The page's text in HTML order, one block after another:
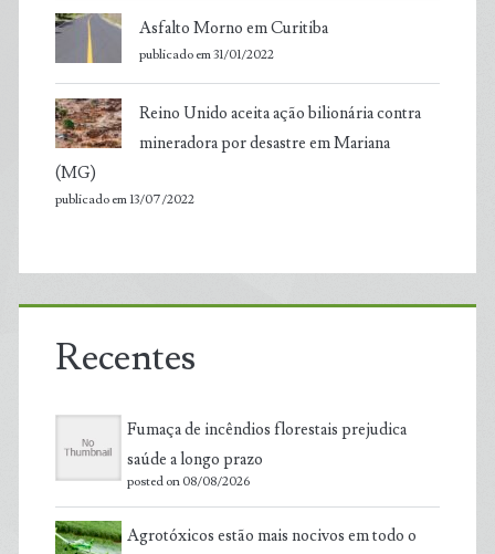
Asfalto Morno em Curitiba
publicado em 31/01/2022
Reino Unido aceita ação bilionária contra
mineradora por desastre em Mariana
(MG)
publicado em 13/07/2022
Recentes
Fumaça de incêndios florestais prejudica
saúde a longo prazo
posted on 08/08/2026
Agrotóxicos estão mais nocivos em todo o